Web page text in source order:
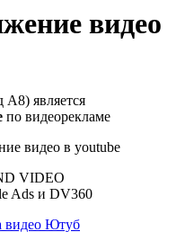
видео
является
по видеорекламе
VIDEO
Ads и DV360